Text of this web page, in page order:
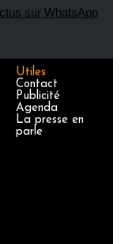
Utiles
Contact
Publicité
Agenda
La presse en
parle